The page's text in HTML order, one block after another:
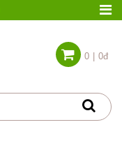
0 0đ